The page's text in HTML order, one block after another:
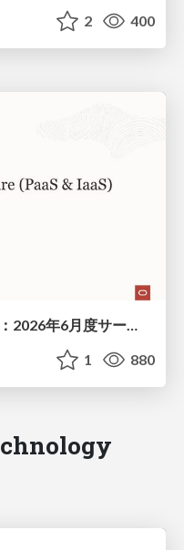
2 400
Oracle Cloud Infrastructure：2026年6月度サービス・アップデート
1 880